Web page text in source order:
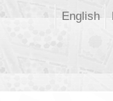
English